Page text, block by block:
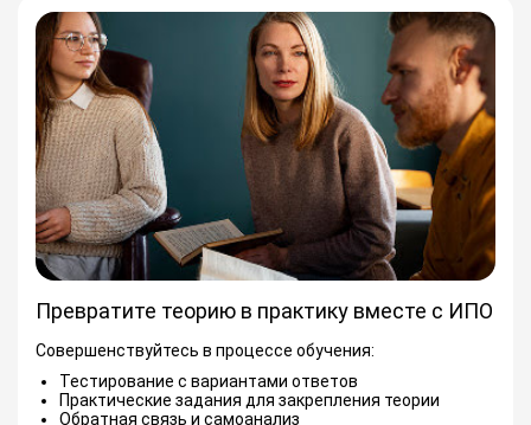
Превратите теорию в практику вместе с ИПО
Совершенствуйтесь в процессе обучения:
Тестирование с вариантами ответов
Практические задания для закрепления теории
Обратная связь и самоанализ